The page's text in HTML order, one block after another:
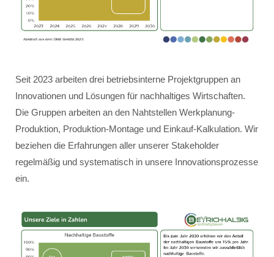
Seit 2023 arbeiten drei betriebsinterne Projektgruppen an
Innovationen und Lösungen für nachhaltiges Wirtschaften.
Die Gruppen arbeiten an den Nahtstellen Werkplanung-
Produktion, Produktion-Montage und Einkauf-Kalkulation. Wir
beziehen die Erfahrungen aller unserer Stakeholder
regelmäßig und systematisch in unsere Innovationsprozesse
ein.